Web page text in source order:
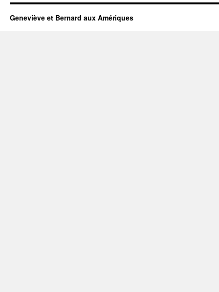
Geneviève et Bernard aux Amériques